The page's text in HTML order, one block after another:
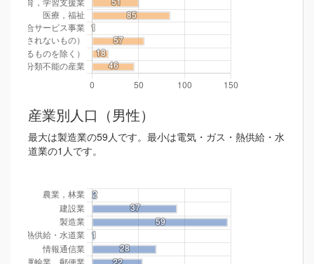
産業別人口（男性）
最大は製造業の59人です。最小は電気・ガス・熱供給・水
道業の1人です。